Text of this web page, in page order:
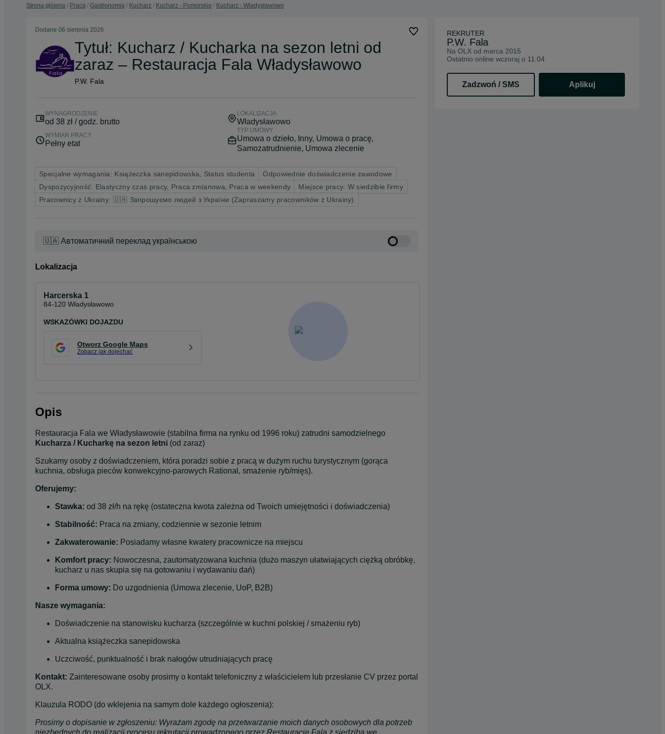
Strona główna Praca Gastronomia Kucharz Kucharz - Pomorskie Kucharz - Władysławowo
Dodane 06 sierpnia 2026
Tytuł: Kucharz / Kucharka na sezon letni od
zaraz – Restauracja Fala Władysławowo
P.W. Fala
WYNAGRODZENIE
od 38 zł / godz. brutto
LOKALIZACJA
Władysławowo
WYMIAR PRACY
Pełny etat
TYP UMOWY
Umowa o dzieło, Inny, Umowa o pracę,
Samozatrudnienie, Umowa zlecenie
Specjalne wymagania: Książeczka sanepidowska, Status studenta
Odpowiednie doświadczenie zawodowe
Dyspozycyjność: Elastyczny czas pracy, Praca zmianowa, Praca w weekendy
Miejsce pracy: W siedzibie firmy
Pracownicy z Ukrainy: 🇺🇦 Запрошуємо людей з України (Zapraszamy pracowników z Ukrainy)
🇺🇦 Автоматичний переклад українською
Lokalizacja
Harcerska 1
84-120 Władysławowo
WSKAZÓWKI DOJAZDU
Otworz Google Maps
Zobacz jak dojechać
Opis
Kucharza / Kucharkę na sezon letni (od zaraz)
Szukamy osoby z doświadczeniem, która poradzi sobie z pracą w dużym ruchu turystycznym (gorąca
kuchnia, obsługa pieców konwekcyjno-parowych Rational, smażenie ryb/mięs).
Oferujemy:
Stawka: od 38 zł/h na rękę (ostateczna kwota zależna od Twoich umiejętności i doświadczenia)
Stabilność: Praca na zmiany, codziennie w sezonie letnim
Zakwaterowanie: Posiadamy własne kwatery pracownicze na miejscu
Komfort pracy: Nowoczesna, zautomatyzowana kuchnia (dużo maszyn ułatwiających ciężką obróbkę,
kucharz u nas skupia się na gotowaniu i wydawaniu dań)
Forma umowy: Do uzgodnienia (Umowa zlecenie, UoP, B2B)
Nasze wymagania:
Doświadczenie na stanowisku kucharza (szczególnie w kuchni polskiej / smażeniu ryb)
Aktualna książeczka sanepidowska
Uczciwość, punktualność i brak nałogów utrudniających pracę
Kontakt: Zainteresowane osoby prosimy o kontakt telefoniczny z właścicielem lub przesłanie CV przez portal
OLX.
Klauzula RODO (do wklejenia na samym dole każdego ogłoszenia):
Prosimy o dopisanie w zgłoszeniu: Wyrażam zgodę na przetwarzanie moich danych osobowych dla potrzeb
REKRUTER
P.W. Fala
Na OLX od marca 2015
Ostatnio online wczoraj o 11:04
Zadzwoń / SMS Aplikuj